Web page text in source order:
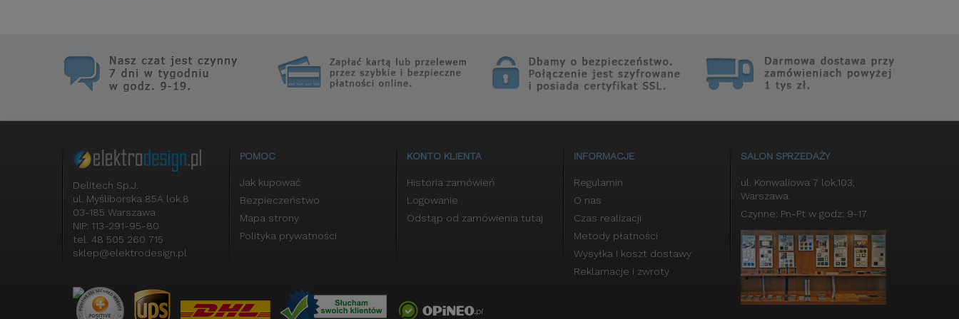
Delitech Sp.J.
ul. Myśliborska 85A lok.8
03-185 Warszawa
NIP: 113-291-95-80
tel. 48 505 260 715
sklep@elektrodesign.pl
POMOC
Jak kupować
Bezpieczeństwo
Mapa strony
Polityka prywatności
KONTO KLIENTA
Historia zamówień
Logowanie
Odstąp od zamówienia tutaj
INFORMACJE
Regulamin
O nas
Czas realizacji
Metody płatności
Wysyłka i koszt dostawy
Reklamacje i zwroty
SALON SPRZEDAŻY
ul. Konwaliowa 7 lok.103,
Warszawa
Czynne: Pn-Pt w godz: 9-17